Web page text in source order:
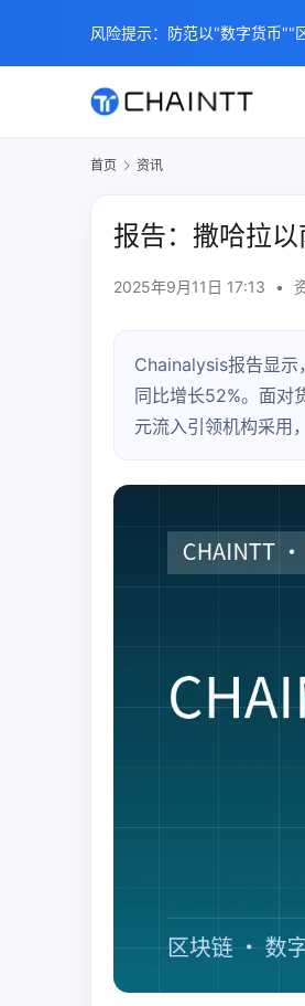
首页 资讯
报告：撒哈拉
2025年9月11日 17:13 •
Chainalysis报告显示
同比增长52%。面对
元流入引领机构采用
风险提示：防范以"数字货币""